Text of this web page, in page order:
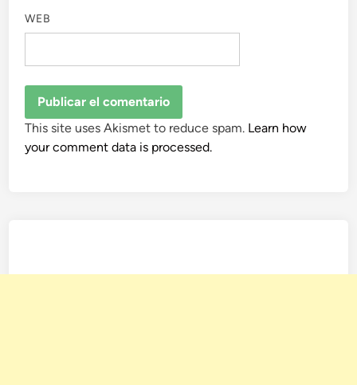
WEB
This site uses Akismet to reduce spam. Learn how
your comment data is processed.